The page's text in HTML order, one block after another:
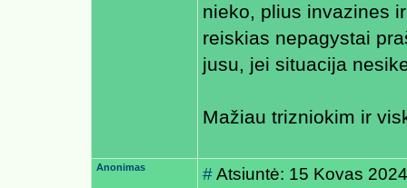
nieko, plius invazines
reiskias nepagystai
jusu, jei situacija
Mažiau trizniokim ir
Anonimas #Atsiuntė: 15 Kovas